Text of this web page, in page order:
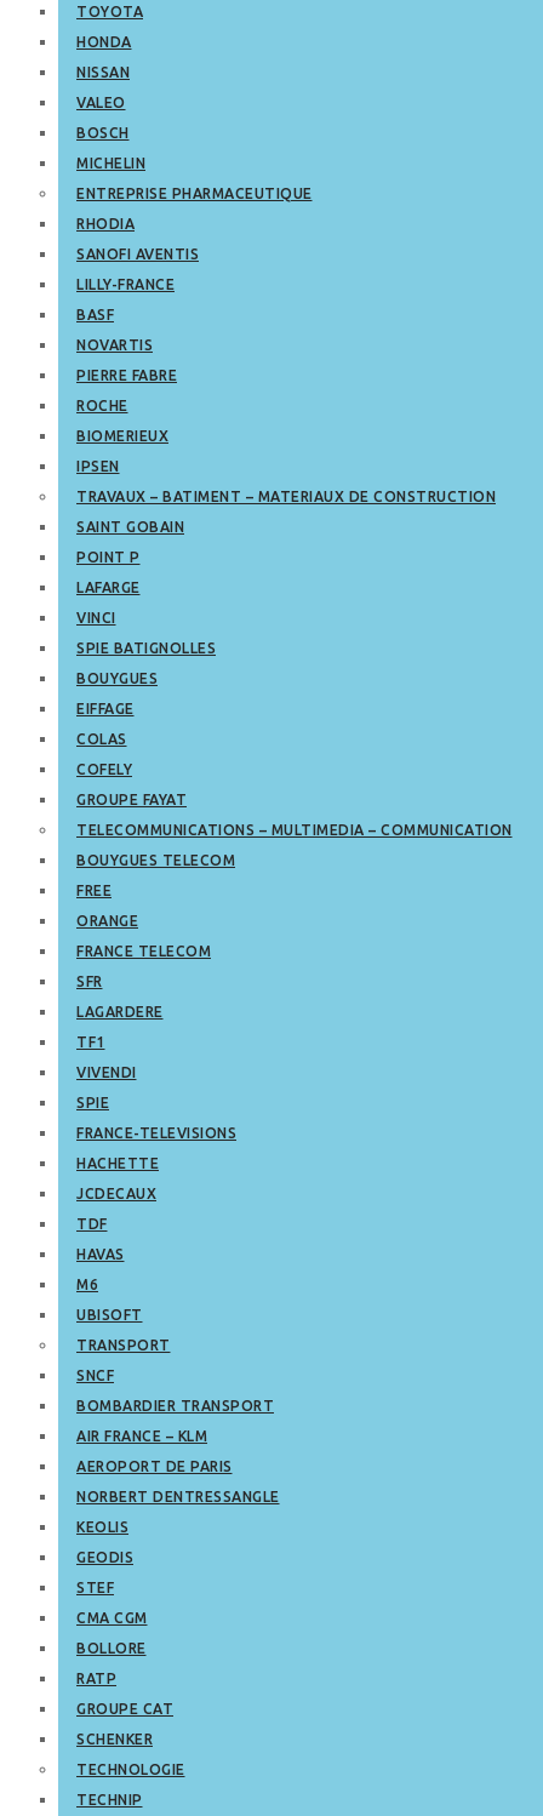
TOYOTA
HONDA
NISSAN
VALEO
BOSCH
MICHELIN
ENTREPRISE PHARMACEUTIQUE
RHODIA
SANOFI AVENTIS
LILLY-FRANCE
BASF
NOVARTIS
PIERRE FABRE
ROCHE
BIOMERIEUX
IPSEN
TRAVAUX – BATIMENT – MATERIAUX DE CONSTRUCTION
SAINT GOBAIN
POINT P
LAFARGE
VINCI
SPIE BATIGNOLLES
BOUYGUES
EIFFAGE
COLAS
COFELY
GROUPE FAYAT
TELECOMMUNICATIONS – MULTIMEDIA – COMMUNICATION
BOUYGUES TELECOM
FREE
ORANGE
FRANCE TELECOM
SFR
LAGARDERE
TF1
VIVENDI
SPIE
FRANCE-TELEVISIONS
HACHETTE
JCDECAUX
TDF
HAVAS
M6
UBISOFT
TRANSPORT
SNCF
BOMBARDIER TRANSPORT
AIR FRANCE – KLM
AEROPORT DE PARIS
NORBERT DENTRESSANGLE
KEOLIS
GEODIS
STEF
CMA CGM
BOLLORE
RATP
GROUPE CAT
SCHENKER
TECHNOLOGIE
TECHNIP